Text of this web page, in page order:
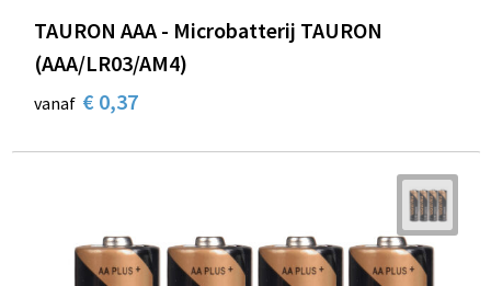
TAURON AAA - Microbatterij TAURON
(AAA/LR03/AM4)
vanaf € 0,37